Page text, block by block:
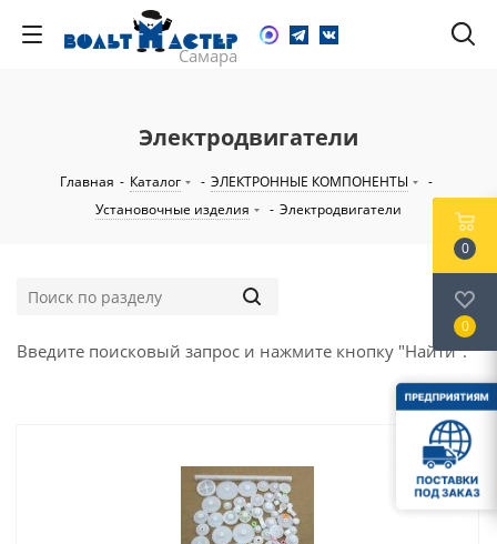
Электродвигатели
Главная - Каталог - ЭЛЕКТРОННЫЕ КОМПОНЕНТЫ
-
Установочные изделия
- Электродвигатели
Введите поисковый запрос и нажмите кнопку "Найти".
0
0